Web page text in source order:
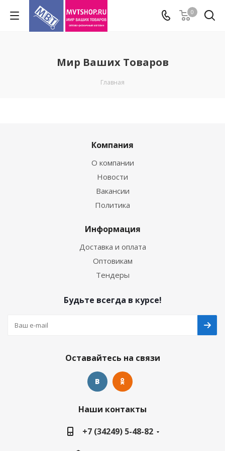
0
Мир Ваших Товаров
Главная
Компания
О компании
Новости
Вакансии
Политика
Информация
Доставка и оплата
Оптовикам
Тендеры
Будьте всегда в курсе!
Оставайтесь на связи
Наши контакты
+7 (34249) 5-48-82